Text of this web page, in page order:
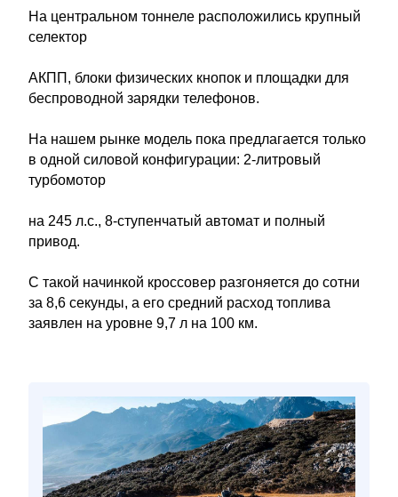
На центральном тоннеле расположились крупный
селектор
АКПП, блоки физических кнопок и площадки для
беспроводной зарядки телефонов.
На нашем рынке модель пока предлагается только
в одной силовой конфигурации: 2-литровый
турбомотор
на 245 л.с., 8-ступенчатый автомат и полный
привод.
С такой начинкой кроссовер разгоняется до сотни
за 8,6 секунды, а его средний расход топлива
заявлен на уровне 9,7 л на 100 км.